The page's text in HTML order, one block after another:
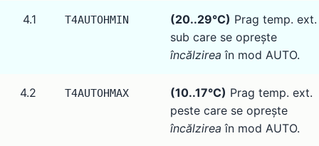
4.1 T4AUTOHMIN (20..29°C) Prag temp. ext.
sub care se oprește
încălzirea în mod AUTO.
4.2 T4AUTOHMAX (10..17°C) Prag temp. ext.
peste care se oprește
încălzirea în mod AUTO.